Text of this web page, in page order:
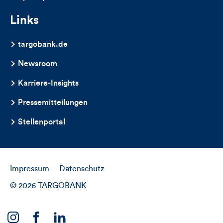
Links
targobank.de
Newsroom
Karriere-Insights
Pressemitteilungen
Stellenportal
Impressum Datenschutz
© 2026 TARGOBANK